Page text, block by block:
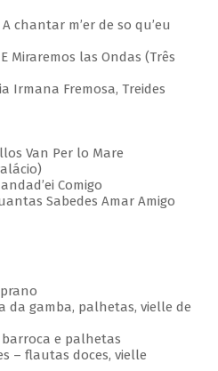
chantar m’er de so qu’eu
las Ondas (Três
Fremosa, Treides
Van Per lo Mare
Comigo
Sabedes Amar Amigo
da gamba, palhetas, vielle de
e palhetas
– flautas doces, vielle